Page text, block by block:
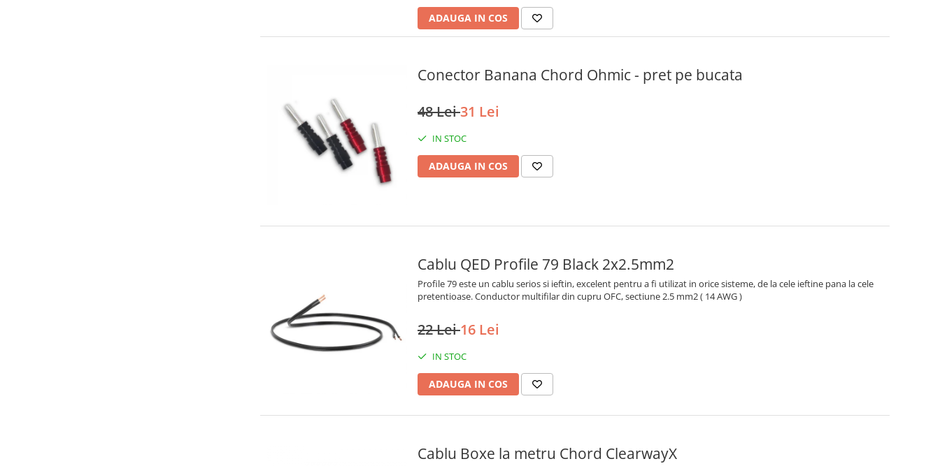
ADAUGA IN COS
Conector Banana Chord Ohmic - pret pe bucata
48 Lei31 Lei
IN STOC
ADAUGA IN COS
Cablu QED Profile 79 Black 2x2.5mm2
Profile 79 este un cablu serios si ieftin, excelent pentru a fi utilizat in orice sisteme, de la cele ieftine pana la cele
pretentioase. Conductor multifilar din cupru OFC, sectiune 2.5 mm2 ( 14 AWG )
22 Lei16 Lei
IN STOC
ADAUGA IN COS
Cablu Boxe la metru Chord ClearwayX